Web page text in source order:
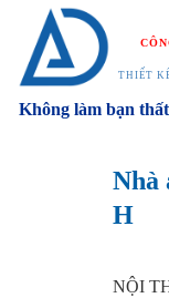
Chuyển
THIẾT
làm bạn thất
Nhà
H
NỘI